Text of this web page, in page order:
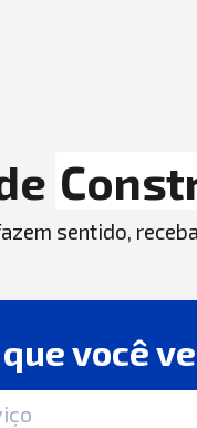
sentido,
você